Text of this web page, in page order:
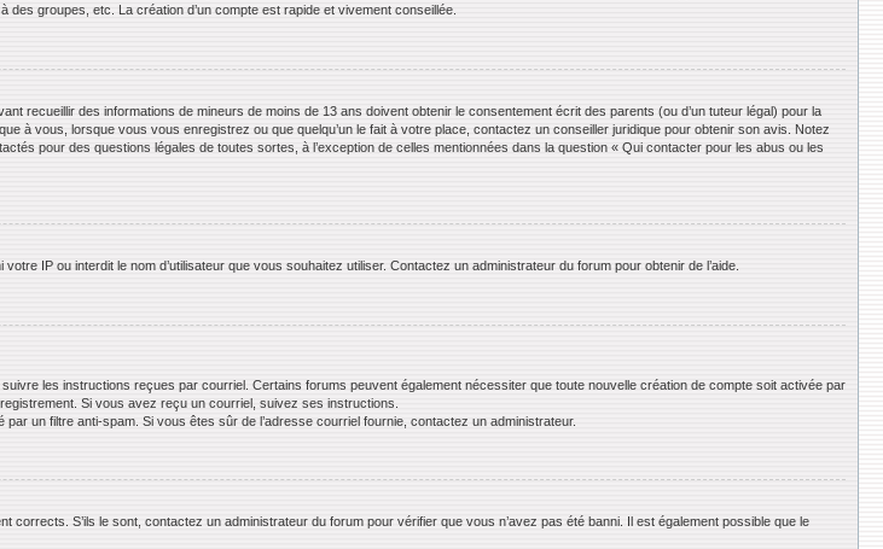
groupes, etc. La création d’un compte est rapide et vivement conseillée.
recueillir des informations de mineurs de moins de 13 ans doivent obtenir le consentement écrit des parents (ou d’un tuteur légal) pour la
à vous, lorsque vous vous enregistrez ou que quelqu’un le fait à votre place, contactez un conseiller juridique pour obtenir son avis. Notez
pour des questions légales de toutes sortes, à l’exception de celles mentionnées dans la question « Qui contacter pour les abus ou les
IP ou interdit le nom d’utilisateur que vous souhaitez utiliser. Contactez un administrateur du forum pour obtenir de l’aide.
les instructions reçues par courriel. Certains forums peuvent également nécessiter que toute nouvelle création de compte soit activée par
Si vous avez reçu un courriel, suivez ses instructions.
un filtre anti-spam. Si vous êtes sûr de l’adresse courriel fournie, contactez un administrateur.
S’ils le sont, contactez un administrateur du forum pour vérifier que vous n’avez pas été banni. Il est également possible que le